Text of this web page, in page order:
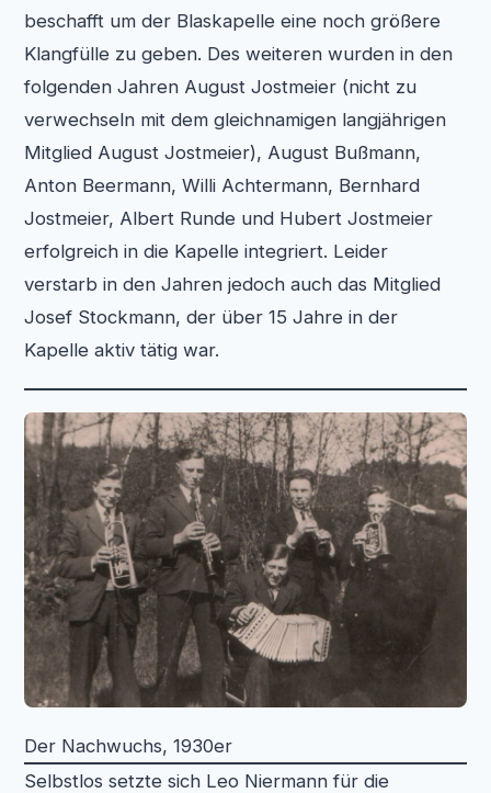
beschafft um der Blaskapelle eine noch größere
Klangfülle zu geben. Des weiteren wurden in den
folgenden Jahren August Jostmeier (nicht zu
verwechseln mit dem gleichnamigen langjährigen
Mitglied August Jostmeier), August Bußmann,
Anton Beermann, Willi Achtermann, Bernhard
Jostmeier, Albert Runde und Hubert Jostmeier
erfolgreich in die Kapelle integriert. Leider
verstarb in den Jahren jedoch auch das Mitglied
Josef Stockmann, der über 15 Jahre in der
Kapelle aktiv tätig war.
Der Nachwuchs, 1930er
Selbstlos setzte sich Leo Niermann für die